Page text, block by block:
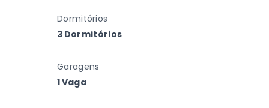
Dormitórios
3 Dormitórios
Garagens
1 Vaga